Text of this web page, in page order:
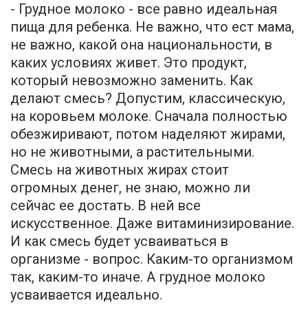
- Грудное молоко - все равно идеальная
пища для ребенка. Не важно, что ест мама,
не важно, какой она национальности, в
каких условиях живет. Это продукт,
который невозможно заменить. Как
делают смесь? Допустим, классическую,
на коровьем молоке. Сначала полностью
обезжиривают, потом наделяют жирами,
но не животными, а растительными.
Смесь на животных жирах стоит
огромных денег, не знаю, можно ли
сейчас ее достать. В ней все
искусственное. Даже витаминизирование.
И как смесь будет усваиваться в
организме - вопрос. Каким-то организмом
так, каким-то иначе. А грудное молоко
усваивается идеально.